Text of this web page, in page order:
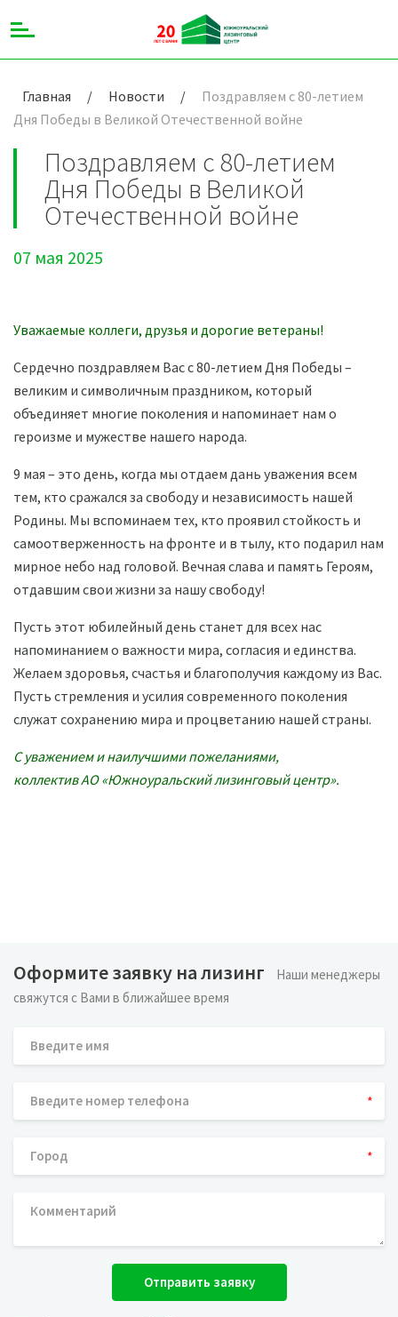
Главная / Новости /
Поздравляем с 80-летием
Дня Победы в Великой Отечественной войне
Поздравляем с 80-летием
Дня Победы в Великой
Отечественной войне
07 мая 2025
Уважаемые коллеги, друзья и дорогие ветераны!
Сердечно поздравляем Вас с 80-летием Дня Победы –
великим и символичным праздником, который
объединяет многие поколения и напоминает нам о
героизме и мужестве нашего народа.
9 мая – это день, когда мы отдаем дань уважения всем
тем, кто сражался за свободу и независимость нашей
Родины. Мы вспоминаем тех, кто проявил стойкость и
самоотверженность на фронте и в тылу, кто подарил нам
мирное небо над головой. Вечная слава и память Героям,
отдавшим свои жизни за нашу свободу!
Пусть этот юбилейный день станет для всех нас
напоминанием о важности мира, согласия и единства.
Желаем здоровья, счастья и благополучия каждому из Вас.
Пусть стремления и усилия современного поколения
служат сохранению мира и процветанию нашей страны.
С уважением и наилучшими пожеланиями,
коллектив АО «Южноуральский лизинговый центр».
Оформите заявку на лизинг
Наши менеджеры
свяжутся с Вами в ближайшее время
*
*
Отправить заявку